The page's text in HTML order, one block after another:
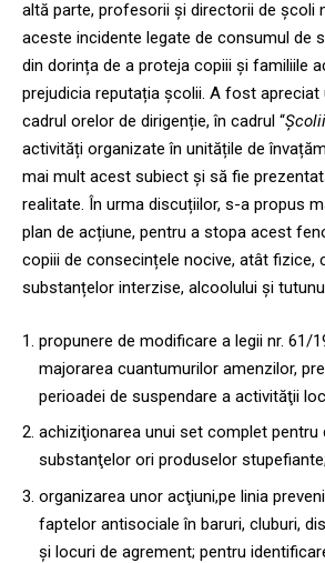
altă parte, profesorii și directorii de școli
aceste incidente legate de consumul de
din dorința de a proteja copiii și familiile
prejudicia reputația școlii. A fost apreciat
cadrul orelor de dirigenție, în cadrul “
activități organizate în unitățile de
mai mult acest subiect și să fie
realitate. În urma discuțiilor, s-a propus
plan de acțiune, pentru a stopa acest
copiii de consecințele nocive, atât fizice,
substanțelor interzise, alcoolului și
propunere de modificare a legii nr. 61/
majorarea cuantumurilor amenzilor,
perioadei de suspendare a activităţii
achiziţionarea unui set complet pentru
substanţelor ori produselor stupefiante;
organizarea unor acţiuni,pe linia
faptelor antisociale în baruri, cluburi,
și locuri de agrement; pentru